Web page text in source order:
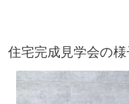
住宅完成見学会の様